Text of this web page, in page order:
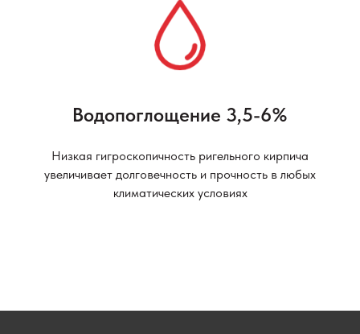
Водопоглощение 3,5-6%
Низкая гигроскопичность ригельного кирпича
увеличивает долговечность и прочность в любых
климатических условиях